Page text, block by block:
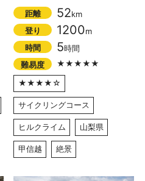
距離 52km
登り
1200m
時間
5時間
難易度
★★★★★
★★★★☆
サイクリングコース
ヒルクライム 山梨県
甲信越 絶景